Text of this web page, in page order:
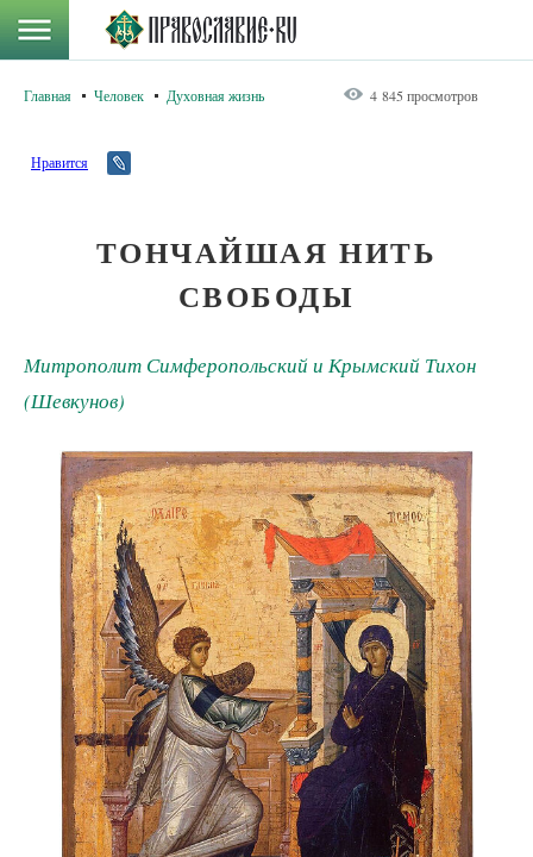
Главная Человек Духовная жизнь 4 845 просмотров
Нравится
ТОНЧАЙШАЯ НИТЬ
СВОБОДЫ
Митрополит Симферопольский и Крымский Тихон
(Шевкунов)